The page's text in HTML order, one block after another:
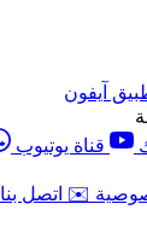
آيفون
قناة يوتيوب
✉️ اتصل بنا